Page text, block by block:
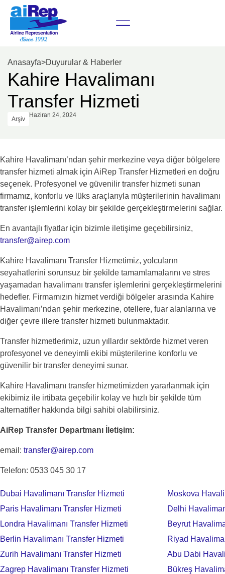
Anasayfa>Duyurular & Haberler
Kahire Havalimanı
Transfer Hizmeti
Arşiv
Haziran 24, 2024
Kahire Havalimanı’ndan şehir merkezine veya diğer bölgelere
transfer hizmeti almak için AiRep Transfer Hizmetleri en doğru
seçenek. Profesyonel ve güvenilir transfer hizmeti sunan
firmamız, konforlu ve lüks araçlarıyla müşterilerinin havalimanı
transfer işlemlerini kolay bir şekilde gerçekleştirmelerini sağlar.
En avantajlı fiyatlar için bizimle iletişime geçebilirsiniz,
transfer@airep.com
Kahire Havalimanı Transfer Hizmetimiz, yolcuların
seyahatlerini sorunsuz bir şekilde tamamlamalarını ve stres
yaşamadan havalimanı transfer işlemlerini gerçekleştirmelerini
hedefler. Firmamızın hizmet verdiği bölgeler arasında Kahire
Havalimanı’ndan şehir merkezine, otellere, fuar alanlarına ve
diğer çevre illere transfer hizmeti bulunmaktadır.
Transfer hizmetlerimiz, uzun yıllardır sektörde hizmet veren
profesyonel ve deneyimli ekibi müşterilerine konforlu ve
güvenilir bir transfer deneyimi sunar.
Kahire Havalimanı transfer hizmetimizden yararlanmak için
ekibimiz ile irtibata geçebilir kolay ve hızlı bir şekilde tüm
alternatifler hakkında bilgi sahibi olabilirsiniz.
AiRep Transfer Departmanı İletişim:
email: transfer@airep.com
Telefon: 0533 045 30 17
Dubai Havalimanı Transfer Hizmeti
Moskova
Paris Havalimanı Transfer Hizmeti
Delhi
Londra Havalimanı Transfer Hizmeti
Beyrut
Berlin Havalimanı Transfer Hizmeti
Riyad
Zurih Havalimanı Transfer Hizmeti
Abu Dabi
Zagrep Havalimanı Transfer Hizmeti
Bükreş